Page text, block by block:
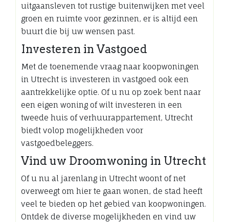
uitgaansleven tot rustige buitenwijken met veel
groen en ruimte voor gezinnen, er is altijd een
buurt die bij uw wensen past.
Investeren in Vastgoed
Met de toenemende vraag naar koopwoningen
in Utrecht is investeren in vastgoed ook een
aantrekkelijke optie. Of u nu op zoek bent naar
een eigen woning of wilt investeren in een
tweede huis of verhuurappartement, Utrecht
biedt volop mogelijkheden voor
vastgoedbeleggers.
Vind uw Droomwoning in Utrecht
Of u nu al jarenlang in Utrecht woont of net
overweegt om hier te gaan wonen, de stad heeft
veel te bieden op het gebied van koopwoningen.
Ontdek de diverse mogelijkheden en vind uw